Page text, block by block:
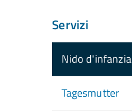
Servizi
Nido d'infanzia
Tagesmutter